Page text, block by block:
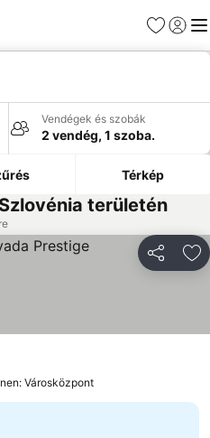
Kedvencek
Vendégek és szobák
2 vendég, 1 szoba.
Térkép
területén
Városközpont